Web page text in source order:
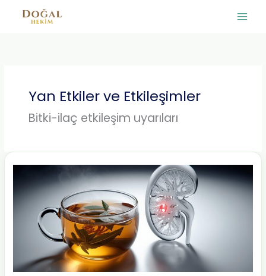
Yan Etkiler ve Etkileşimler
Bitki-ilaç etkileşim uyarıları